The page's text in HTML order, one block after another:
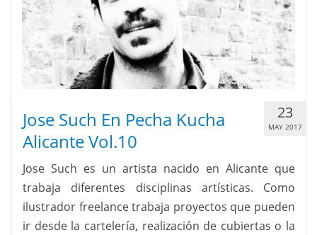
Jose Such En Pecha Kucha
Alicante Vol.10
23
MAY 2017
Jose Such es un artista nacido en Alicante que
trabaja diferentes disciplinas artísticas. Como
ilustrador freelance trabaja proyectos que pueden
ir desde la cartelería, realización de cubiertas o la